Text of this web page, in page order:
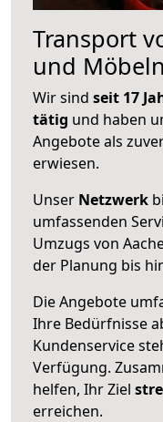
Transport
und
Wir sind seit 17
tätig und haben
Angebote als
erwiesen.
Unser Netzwerk
umfassenden
Umzugs von
der Planung bis
Die Angebote
Ihre Bedürfnisse
Kundenservice
Verfügung.
helfen, Ihr Ziel
erreichen.